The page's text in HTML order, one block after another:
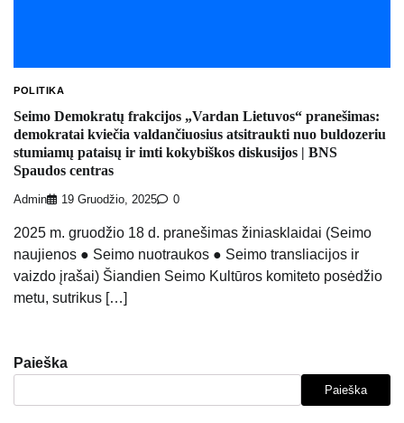
POLITIKA
Seimo Demokratų frakcijos „Vardan Lietuvos“ pranešimas:
demokratai kviečia valdančiuosius atsitraukti nuo buldozeriu
stumiamų pataisų ir imti kokybiškos diskusijos | BNS
Spaudos centras
Admin 19 Gruodžio, 2025 0
2025 m. gruodžio 18 d. pranešimas žiniasklaidai (Seimo
naujienos ● Seimo nuotraukos ● Seimo transliacijos ir
vaizdo įrašai) Šiandien Seimo Kultūros komiteto posėdžio
metu, sutrikus […]
Paieška
Paieška